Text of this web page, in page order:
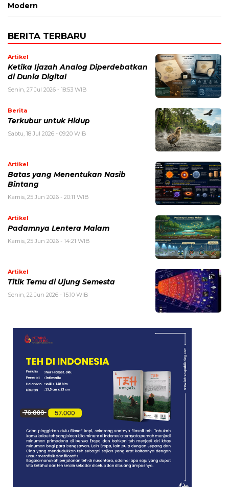
Modern
BERITA TERBARU
Artikel
Ketika Ijazah Analog Diperdebatkan
di Dunia Digital
Senin, 27 Jul 2026 - 18:53 WIB
Berita
Terkubur untuk Hidup
Sabtu, 18 Jul 2026 - 09:20 WIB
Artikel
Batas yang Menentukan Nasib
Bintang
Kamis, 25 Jun 2026 - 20:11 WIB
Artikel
Padamnya Lentera Malam
Kamis, 25 Jun 2026 - 14:21 WIB
Artikel
Titik Temu di Ujung Semesta
Senin, 22 Jun 2026 - 15:10 WIB